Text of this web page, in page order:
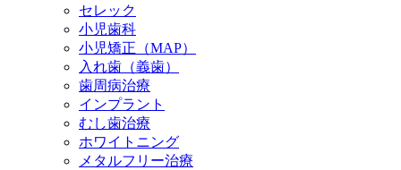
セレック
小児歯科
小児矯正（MAP）
入れ歯（義歯）
歯周病治療
インプラント
むし歯治療
ホワイトニング
メタルフリー治療